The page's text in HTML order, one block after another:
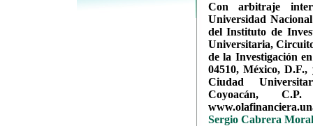
Con arbitraje
Universidad
del Instituto de
Universitaria,
de la Investigación
04510, México,
Ciudad
Coyoacán,
Sergio Cabrera